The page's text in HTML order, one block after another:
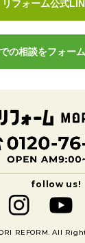
リフォーム公式
の相談をフォー
REFORM. All